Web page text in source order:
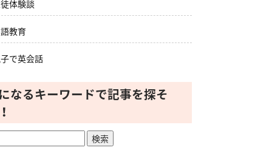
体験談
教育
で英会話
なるキーワードで記事を探そ